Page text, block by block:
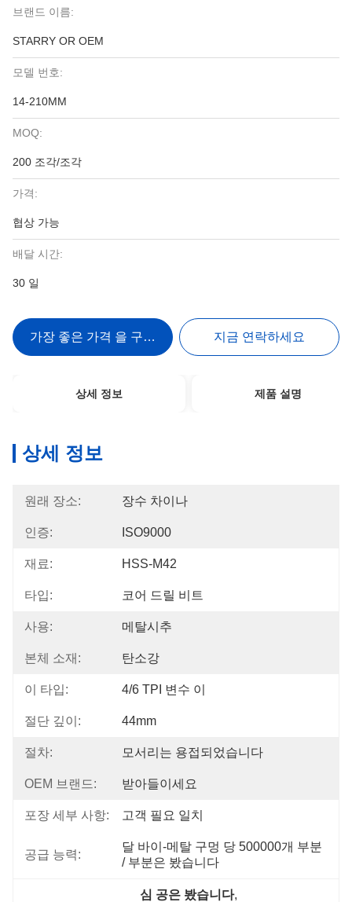
브랜드 이름:
STARRY OR OEM
모델 번호:
14-210MM
MOQ:
200 조각/조각
가격:
협상 가능
배달 시간:
30 일
가장 좋은 가격 을 구하라 지금 연락하세요
상세 정보 제품 설명
상세 정보
원래 장소: 장수 차이나
인증: ISO9000
재료: HSS-M42
타입: 코어 드릴 비트
사용: 메탈시추
본체 소재: 탄소강
이 타입: 4/6 TPI 변수 이
절단 깊이: 44mm
절차: 모서리는 용접되었습니다
OEM 브랜드: 받아들이세요
포장 세부 사항: 고객 필요 일치
공급 능력:
달 바이-메탈 구멍 당 500000개 부분
/ 부분은 봤습니다
심 공은 봤습니다,